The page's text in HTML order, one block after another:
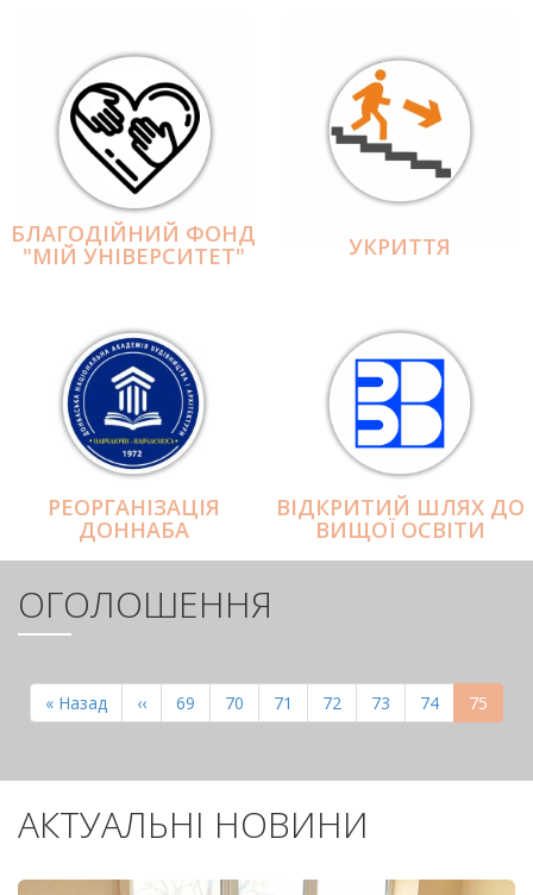
БЛАГОДІЙНИЙ ФОНД
"МІЙ УНІВЕРСИТЕТ" УКРИТТЯ
РЕОРГАНІЗАЦІЯ
ДОННАБА
ВІДКРИТИЙ ШЛЯХ ДО
ВИЩОЇ ОСВІТИ
ОГОЛОШЕННЯ
СТОРІНКИ
Перша
сторінка
« Назад
Попередня
сторінка
‹‹ Page
69 Page
70 Page
71 Page
72 Page
73 Page
74 75
АКТУАЛЬНІ НОВИНИ